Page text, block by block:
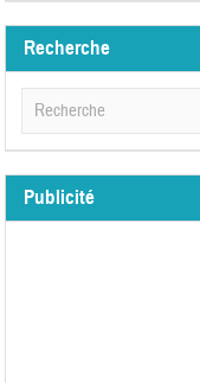
Recherche
Publicité